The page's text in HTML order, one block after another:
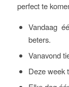
perfect te
Vandaag
beters.
Vanavond
Deze week